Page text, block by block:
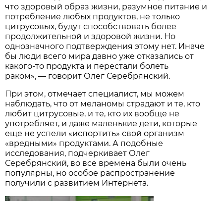
что здоровый образ жизни, разумное питание и
потребление любых продуктов, не только
цитрусовых, будут способствовать более
продолжительной и здоровой жизни. Но
однозначного подтверждения этому нет. Иначе
бы люди всего мира давно уже отказались от
какого-то продукта и перестали болеть
раком», — говорит Олег Серебрянский.
При этом, отмечает специалист, мы можем
наблюдать, что от меланомы страдают и те, кто
любит цитрусовые, и те, кто их вообще не
употребляет, и даже маленькие дети, которые
еще не успели «испортить» свой организм
«вредными» продуктами. А подобные
исследования, подчеркивает Олег
Серебрянский, во все времена были очень
популярны, но особое распространение
получили с развитием Интернета.